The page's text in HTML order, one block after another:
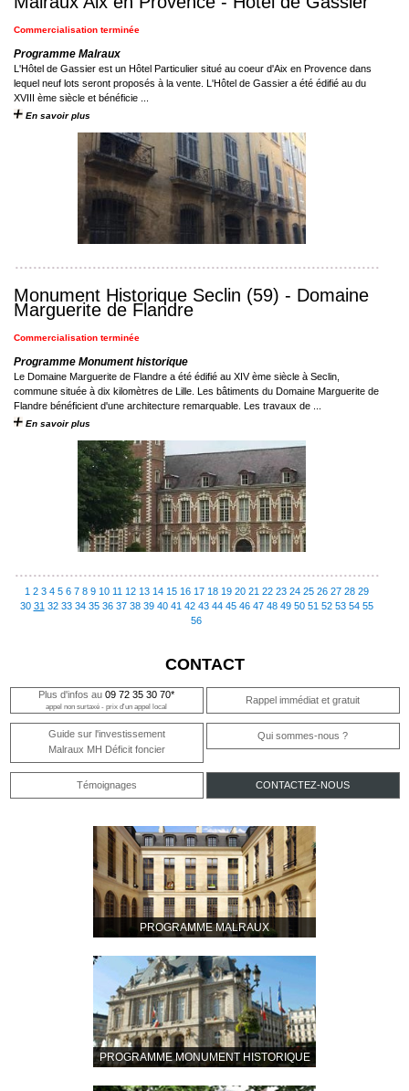
Commercialisation terminée
Programme Malraux
L'Hôtel de Gassier est un Hôtel Particulier situé au coeur d'Aix en Provence dans
lequel neuf lots seront proposés à la vente. L'Hôtel de Gassier a été édifié au du
XVIII ème siècle et bénéficie ...
En savoir plus
Monument Historique Seclin (59) - Domaine
Marguerite de Flandre
Commercialisation terminée
Programme Monument historique
Le Domaine Marguerite de Flandre a été édifié au XIV ème siècle à Seclin,
commune située à dix kilomètres de Lille. Les bâtiments du Domaine Marguerite de
Flandre bénéficient d'une architecture remarquable. Les travaux de ...
En savoir plus
1 2 3 4 5 6 7 8 9 10 11 12 13 14 15 16 17 18 19 20 21 22 23 24 25 26 27 28 29
30 31 32 33 34 35 36 37 38 39 40 41 42 43 44 45 46 47 48 49 50 51 52 53 54 55
56
CONTACT
Plus d'infos au 09 72 35 30 70*
appel non surtaxé - prix d'un appel local
Rappel immédiat et gratuit
Guide sur l'investissement
Malraux MH Déficit foncier
Qui sommes-nous ?
Témoignages CONTACTEZ-NOUS
PROGRAMME MALRAUX
PROGRAMME MONUMENT HISTORIQUE